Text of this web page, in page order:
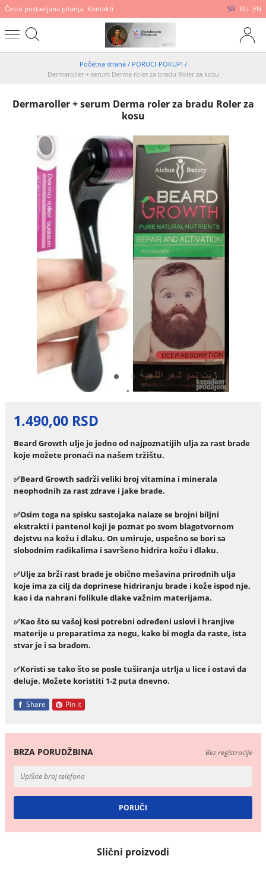
Često postavljana pitanja Kontakti SR RU EN
Početna strana / PORUCI-POKUPI /
Dermaroller + serum Derma roler za bradu Roler za kosu
Dermaroller + serum Derma roler za bradu Roler za
kosu
1.490,00 RSD
Beard Growth ulje je jedno od najpoznatijih ulja za rast brade
koje možete pronaći na našem tržištu.
✅Beard Growth sadrži veliki broj vitamina i minerala
neophodnih za rast zdrave i jake brade.
✅Osim toga na spisku sastojaka nalaze se brojni biljni
ekstrakti i pantenol koji je poznat po svom blagotvornom
dejstvu na kožu i dlaku. On umiruje, uspešno se bori sa
slobodnim radikalima i savršeno hidrira kožu i dlaku.
✅Ulje za brži rast brade je obično mešavina prirodnih ulja
koje ima za cilj da doprinese hidriranju brade i kože ispod nje,
kao i da nahrani folikule dlake važnim materijama.
✅Kao što su vašoj kosi potrebni određeni uslovi i hranjive
materije u preparatima za negu, kako bi mogla da raste, ista
stvar je i sa bradom.
✅Koristi se tako što se posle tuširanja utrlja u lice i ostavi da
deluje. Možete koristiti 1-2 puta dnevno.
Share Pin it
BRZA PORUDŽBINA Bez registracije
Slični proizvodi